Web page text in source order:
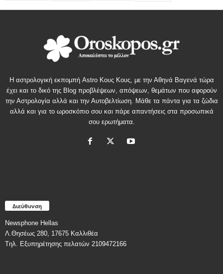
Η αστρολογική εκπομπή Astro Κους Κους, με την Αθηνά Βαγενά τώρα
έχει και το δικό της Blog προβλέψεων, απόψεων, θεμάτων που αφορούν
την Αστρολογία αλλά και την Αυτοβελτίωση. Μάθε τα πάντα για τα ζώδια
αλλά και για το ωροσκόπιο σου και πάρε απαντήσεις στα προσωπικά
σου ερωτήματα.
Διεύθυνση
Newsphone Hellas
Λ.Θησέως 280, 17675 Καλλιθέα
Tηλ. Εξυπηρέτησης πελατών 2109472166